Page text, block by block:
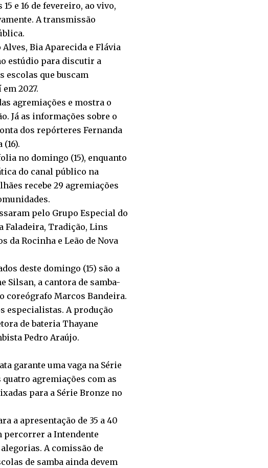
e 16 de fevereiro, ao vivo,
A transmissão
Bia Aparecida e Flávia
estúdio para discutir a
escolas que buscam
2027.
agremiações e mostra o
Já as informações sobre o
dos repórteres Fernanda
no domingo (15), enquanto
do canal público na
recebe 29 agremiações
pelo Grupo Especial do
Faladeira, Tradição, Lins
da Rocinha e Leão de Nova
deste domingo (15) são a
Silsan, a cantora de samba-
coreógrafo Marcos Bandeira.
especialistas. A produção
de bateria Thayane
Pedro Araújo.
garante uma vaga na Série
quatro agremiações com as
para a Série Bronze no
a apresentação de 35 a 40
percorrer a Intendente
A comissão de
de samba ainda devem